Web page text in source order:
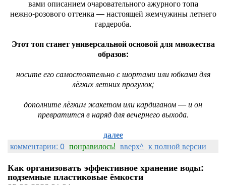
вами описанием очаровательного ажурного топа
нежно‑розового оттенка — настоящей жемчужины летнего
гардероба.
Этот топ станет универсальной основой для множества
образов:
носите его самостоятельно с шортами или юбками для
лёгких летних прогулок;
дополните лёгким жакетом или кардиганом — и он
превратится в наряд для вечернего выхода.
далее
комментарии: 0 понравилось! вверх^ к полной версии
Как организовать эффективное хранение воды:
подземные пластиковые ёмкости